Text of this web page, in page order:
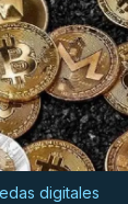
digitales